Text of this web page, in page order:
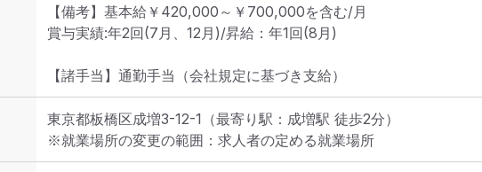
【備考】基本給￥420,000～￥700,000を含む/月
賞与実績:年2回(7月、12月)/昇給：年1回(8月)
【諸手当】通勤手当（会社規定に基づき支給）
東京都板橋区成増3-12-1 （最寄り駅：成増駅 徒歩2分）
※就業場所の変更の範囲：求人者の定める就業場所